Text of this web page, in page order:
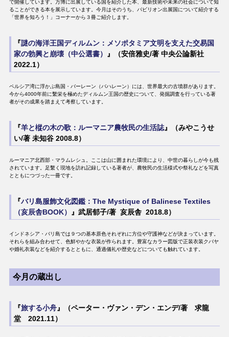
で開催しています。万博に出展している国を紹介した本、最新技術や未来の社会について知
ることができる本を展示しています。今月はそのうち、パビリオン出展国について紹介する
「世界を知ろう！」コーナーから３冊ご紹介します。
『謎の海洋王国ディルムン：メソポタミア文明を支えた交易国
家の勃興と崩壊（中公選書）
』（安倍雅史/著 中央公論新社
2022.1）
ペルシア湾に浮かぶ島国・バーレーン（バハレーン）には、世界最大の古墳群があります。
今から4000年前に繫栄を極めたディルムン王国の歴史について、発掘調査を行っている著
者がその成果を踏まえて考察しています。
『羊と樅の木の歌：ルーマニア農牧民の生活誌』（みやこうせ
い/著 未知谷 2008.8）
ルーマニア北西部・マラムレシュ。ここは山に囲まれた環境により、中世の暮らしが今も残
されています。足繫く現地を訪れ記録している著者が、農牧民の生活様式や祭礼などを写真
とともにつづった一冊です。
『バリ島服飾文化図鑑：The Mystique of Balinese Textiles
（亥辰舎BOOK）
』武居郁子/著 亥辰舎 2018.8）
インドネシア・バリ島では９つの基本原色それぞれに方位や守護神などが決まっています。
それらを組み合わせて、色鮮やかな衣装が作られます。豊富なカラー図版で正装衣装クバヤ
や婚礼衣装などを紹介するとともに、通過儀礼や歴史などについても触れています。
今月の蔵出し
『旅する小舟』（ペーター・ヴァン・デン・エンデ/著 求龍
堂 2021.11）